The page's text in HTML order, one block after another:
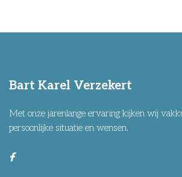
Bart Karel Verzekert
Met onze jarenlange ervaring kijken wij
persoonlijke situatie en wensen.